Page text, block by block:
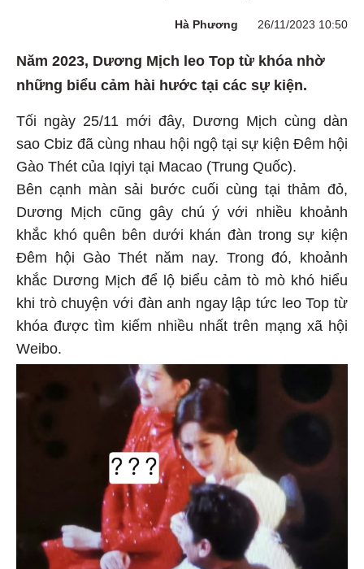
Hà Phương 26/11/2023 10:50
Năm 2023, Dương Mịch leo Top từ khóa nhờ
những biểu cảm hài hước tại các sự kiện.
Tối ngày 25/11 mới đây, Dương Mịch cùng dàn
sao Cbiz đã cùng nhau hội ngộ tại sự kiện Đêm hội
Gào Thét của Iqiyi tại Macao (Trung Quốc).
Bên cạnh màn sải bước cuối cùng tại thảm đỏ,
Dương Mịch cũng gây chú ý với nhiều khoảnh
khắc khó quên bên dưới khán đàn trong sự kiện
Đêm hội Gào Thét năm nay. Trong đó, khoảnh
khắc Dương Mịch để lộ biểu cảm tò mò khó hiểu
khi trò chuyện với đàn anh ngay lập tức leo Top từ
khóa được tìm kiếm nhiều nhất trên mạng xã hội
Weibo.